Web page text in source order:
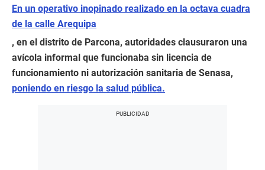
En un operativo inopinado realizado en la octava cuadra
de la calle Arequipa
, en el distrito de Parcona, autoridades clausuraron una
avícola informal que funcionaba sin licencia de
funcionamiento ni autorización sanitaria de Senasa,
poniendo en riesgo la salud pública.